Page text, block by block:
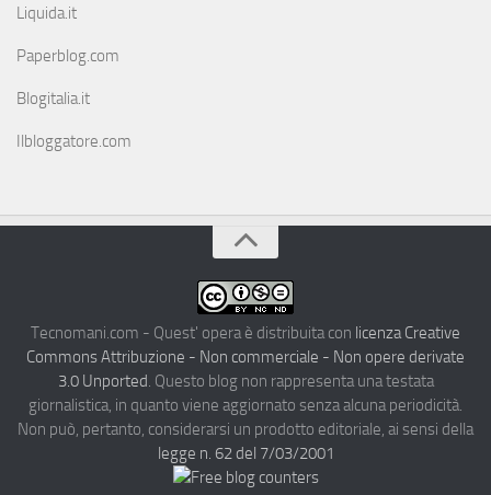
Liquida.it
Paperblog.com
Blogitalia.it
Ilbloggatore.com
Tecnomani.com - Quest' opera è distribuita con licenza Creative
Commons Attribuzione - Non commerciale - Non opere derivate
3.0 Unported. Questo blog non rappresenta una testata
giornalistica, in quanto viene aggiornato senza alcuna periodicità.
Non può, pertanto, considerarsi un prodotto editoriale, ai sensi della
legge n. 62 del 7/03/2001